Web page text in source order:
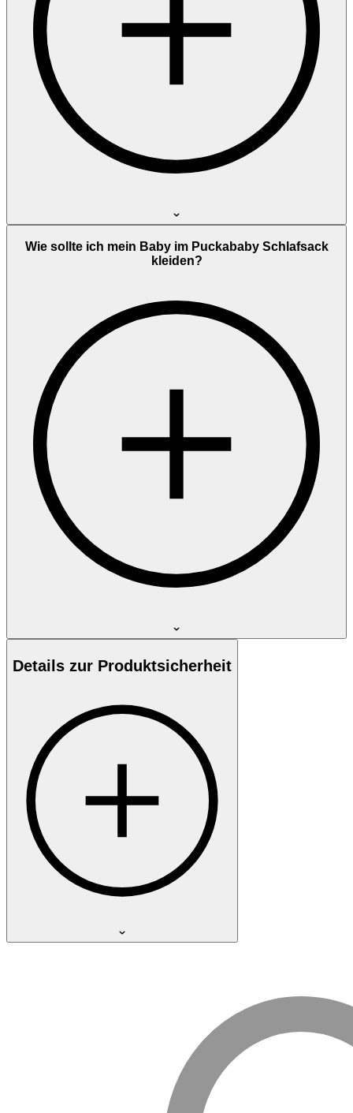
Wie sollte ich mein Baby im Puckababy Schlafsack
kleiden?
Details zur Produktsicherheit